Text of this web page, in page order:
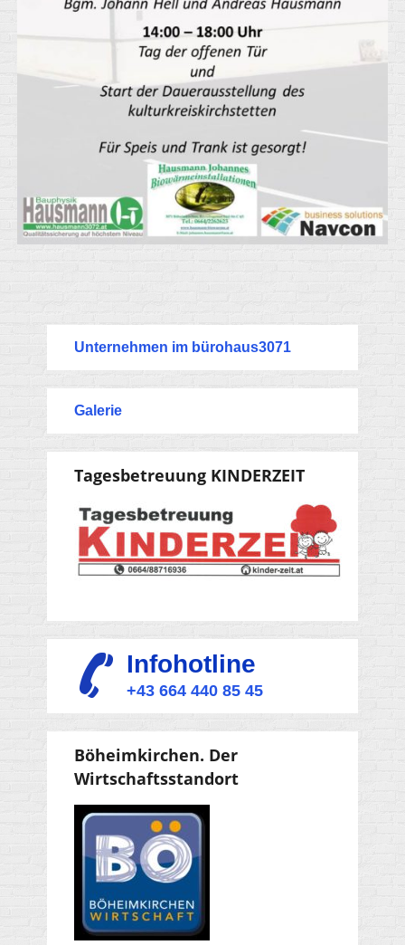
Unternehmen im bürohaus3071
Galerie
Tagesbetreuung KINDERZEIT
Infohotline
+43 664 440 85 45
Böheimkirchen. Der
Wirtschaftsstandort